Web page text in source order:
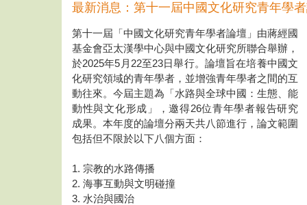
最新消息：第十一屆中國文化研究青年學
第十一屆「中國文化研究青年學者論壇」由蔣經國
基金會亞太漢學中心與中國文化研究所聯合舉辦，
於2025年5月22至23日舉行。論壇旨在培養中國文
化研究領域的青年學者，並增強青年學者之間的互
動往來。今屆主題為「水路與全球中國：生態、能
動性與文化形成」，邀得26位青年學者報告研究
成果。本年度的論壇分兩天共八節進行，論文範圍
包括但不限於以下八個方面：
1. 宗教的水路傳播
2. 海事互動與文明碰撞
3. 水治與國治